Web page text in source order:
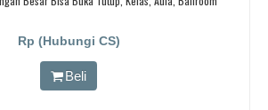
Rp (Hubungi CS)
Beli